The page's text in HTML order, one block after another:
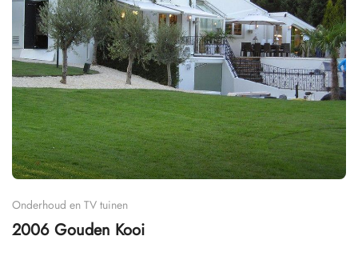
Onderhoud en TV tuinen
2006 Gouden Kooi